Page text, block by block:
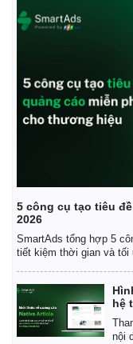
5 công cụ tạo tiêu
2026
SmartAds tổng hợp 5
tiết kiệm thời gian và tối
hệ
nội